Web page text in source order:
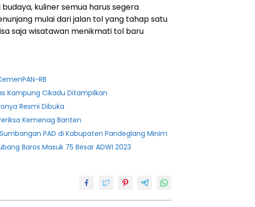
budaya, kuliner semua harus segera
mulai dari jalan tol yang tahap satu
saja wisatawan menikmati tol baru
RB
Kampung Cikadu Ditampilkan
Resmi Dibuka
Kemenag Banten
PAD di Kabupaten Pandeglang Minim
Baros Masuk 75 Besar ADWI 2023